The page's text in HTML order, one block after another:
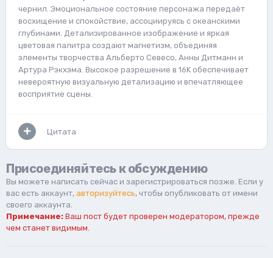
чернил. Эмоциональное состояние персонажа передаёт
восхищение и спокойствие, ассоциируясь с океанскими
глубинами. Детализированное изображение и яркая
цветовая палитра создают магнетизм, объединяя
элементы творчества Альберто Севесо, Анны Дитманн и
Артура Рэкхэма. Высокое разрешение в 16K обеспечивает
невероятную визуальную детализацию и впечатляющее
восприятие сцены.
Цитата
Присоединяйтесь к обсуждению
Вы можете написать сейчас и зарегистрироваться позже. Если у
вас есть аккаунт, авторизуйтесь, чтобы опубликовать от имени
своего аккаунта.
Примечание: Ваш пост будет проверен модератором, прежде
чем станет видимым.